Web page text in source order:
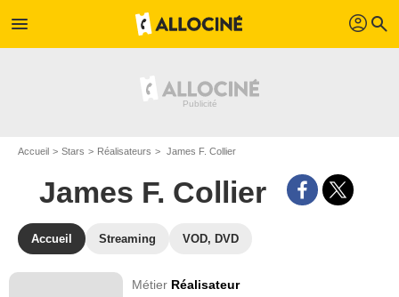
menu profil search
Accueil Stars Réalisateurs James F. Collier
James F. Collier
Accueil Streaming VOD, DVD
Métier Réalisateur